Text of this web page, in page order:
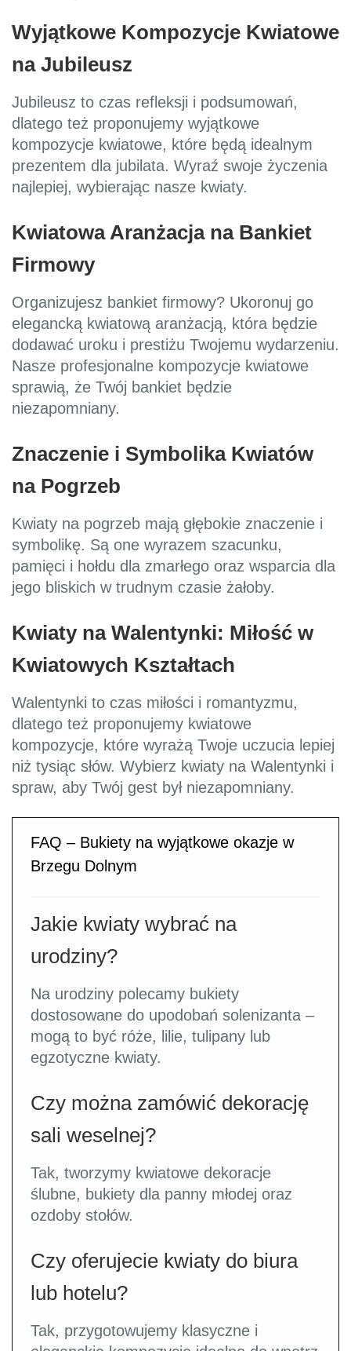
Wyjątkowe Kompozycje Kwiatowe
na Jubileusz
Jubileusz to czas refleksji i podsumowań,
dlatego też proponujemy wyjątkowe
kompozycje kwiatowe, które będą idealnym
prezentem dla jubilata. Wyraź swoje życzenia
najlepiej, wybierając nasze kwiaty.
Kwiatowa Aranżacja na Bankiet
Firmowy
Organizujesz bankiet firmowy? Ukoronuj go
elegancką kwiatową aranżacją, która będzie
dodawać uroku i prestiżu Twojemu wydarzeniu.
Nasze profesjonalne kompozycje kwiatowe
sprawią, że Twój bankiet będzie
niezapomniany.
Znaczenie i Symbolika Kwiatów
na Pogrzeb
Kwiaty na pogrzeb mają głębokie znaczenie i
symbolikę. Są one wyrazem szacunku,
pamięci i hołdu dla zmarłego oraz wsparcia dla
jego bliskich w trudnym czasie żałoby.
Kwiaty na Walentynki: Miłość w
Kwiatowych Kształtach
Walentynki to czas miłości i romantyzmu,
dlatego też proponujemy kwiatowe
kompozycje, które wyrażą Twoje uczucia lepiej
niż tysiąc słów. Wybierz kwiaty na Walentynki i
spraw, aby Twój gest był niezapomniany.
FAQ – Bukiety na wyjątkowe okazje w
Brzegu Dolnym
Jakie kwiaty wybrać na
urodziny?
Na urodziny polecamy bukiety
dostosowane do upodobań solenizanta –
mogą to być róże, lilie, tulipany lub
egzotyczne kwiaty.
Czy można zamówić dekorację
sali weselnej?
Tak, tworzymy kwiatowe dekoracje
ślubne, bukiety dla panny młodej oraz
ozdoby stołów.
Czy oferujecie kwiaty do biura
lub hotelu?
Tak, przygotowujemy klasyczne i